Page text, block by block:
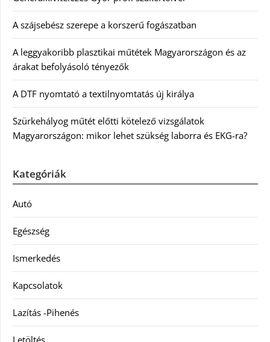
A szájsebész szerepe a korszerű fogászatban
A leggyakoribb plasztikai műtétek Magyarországon és az
árakat befolyásoló tényezők
A DTF nyomtató a textilnyomtatás új királya
Szürkehályog műtét előtti kötelező vizsgálatok
Magyarországon: mikor lehet szükség laborra és EKG-ra?
Kategóriák
Autó
Egészség
Ismerkedés
Kapcsolatok
Lazítás -Pihenés